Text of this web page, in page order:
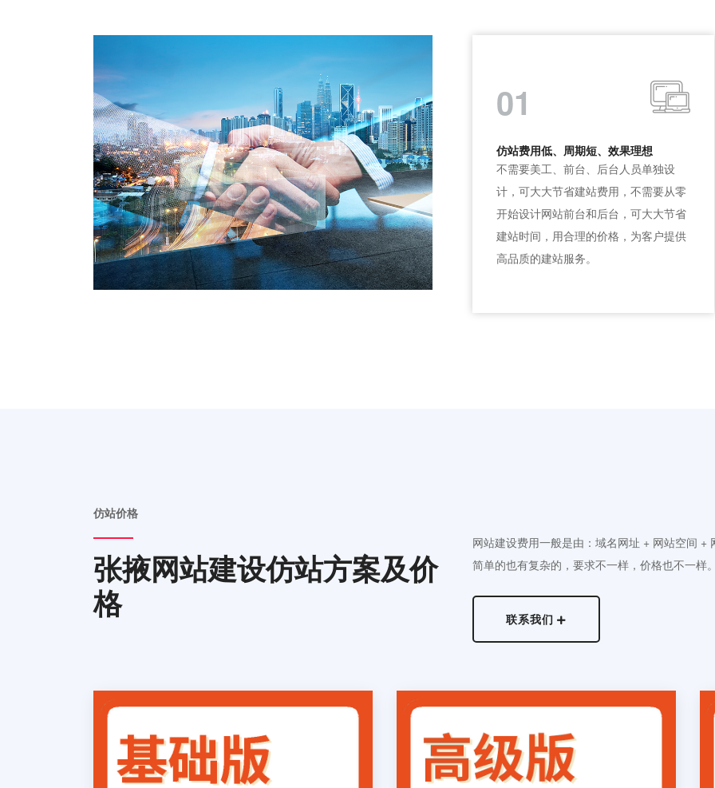
01
仿站费用低、周期短、效果理想
不需要美工、前台、后台人员单独设
计，可大大节省建站费用，不需要从零
开始设计网站前台和后台，可大大节省
建站时间，用合理的价格，为客户提供
高品质的建站服务。
仿站价格
张掖网站建设仿站方案及价
格
网站建设费用一般是由：域名网址 + 网站空间 +
简单的也有复杂的，要求不一样，价格也不一样
联系我们